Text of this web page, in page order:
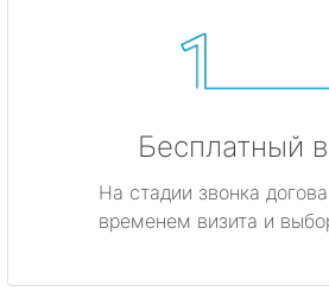
Бесплатный
На стадии звонка
временем визита и